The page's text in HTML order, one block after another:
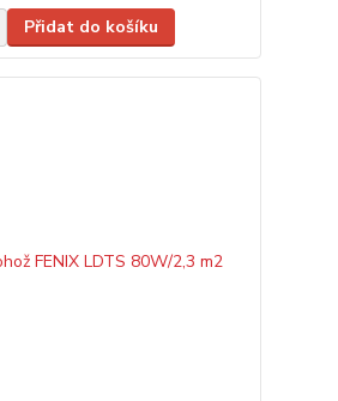
Přidat do košíku